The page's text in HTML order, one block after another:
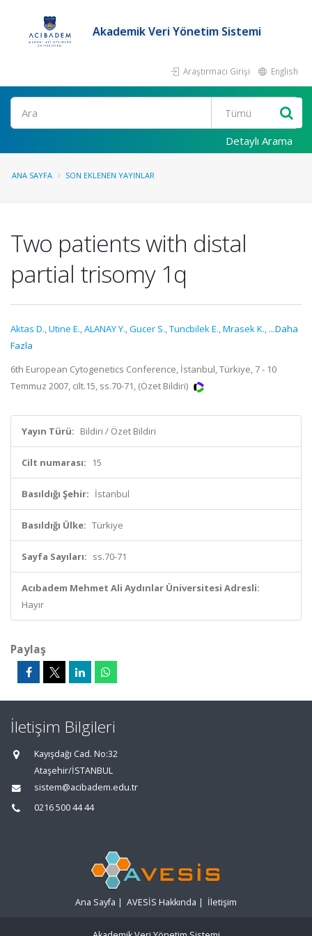
Akademik Veri Yönetim Sistemi
Araştırmacı Girişi English
Ara
Detaylı Arama
ANA SAYFA SON EKLENEN YAYINLAR
Two patients with distal
partial trisomy 1q
Aktas D.,Utine E.,ALANAY Y.,Gucer S.,Tuncbilek E.,Mrasek K., ...Daha
Fazla
6th European Cytogenetics Conference, İstanbul, Türkiye, 7 - 10
Temmuz 2007, cilt.15, ss.70-71, (Özet Bildiri)
Yayın Türü: Bildiri / Özet Bildiri
Cilt numarası: 15
Basıldığı Şehir: İstanbul
Basıldığı Ülke: Türkiye
Sayfa Sayıları: ss.70-71
Acıbadem Mehmet Ali Aydınlar Üniversitesi Adresli:
Hayır
Paylaş
İletişim Bilgileri
Kayışdağı Cad. No:32
Ataşehir/İSTANBUL
sistem@acibadem.edu.tr
0216 500 44 44
Ana Sayfa | AVESİS Hakkında | İletişim